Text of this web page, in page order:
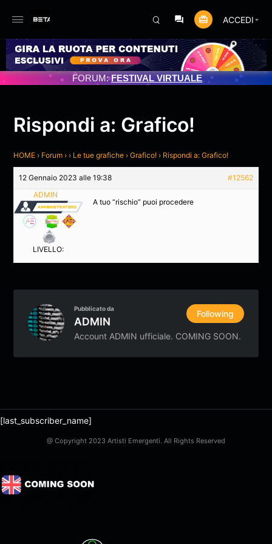
ACCEDI
FORUM:FESTIVAL VIRTUALE
Rispondi a: Grafico!
HOME › Forum › › Le tue grafiche › Grafico! › Rispondi a: Grafico!
12 Gennaio 2023 alle 19:38
#12562
ADMIN
LIVELLO:
A tuo “rischio” puoi procedere
Pubblicato da
ADMIN
Following
Account ADMIN ufficiale. COMING SOON.
[last_subscriber_name]
@ Copyright 2023 Artisti Emergenti. All Rights Reserved